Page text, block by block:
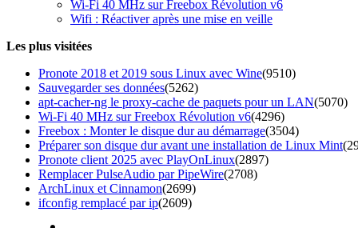
Wi-Fi 40 MHz sur Freebox Révolution v6
Wifi : Réactiver après une mise en veille
Les plus visitées
Pronote 2018 et 2019 sous Linux avec Wine(9510)
Sauvegarder ses données(5262)
apt-cacher-ng le proxy-cache de paquets pour un LAN(5070)
Wi-Fi 40 MHz sur Freebox Révolution v6(4296)
Freebox : Monter le disque dur au démarrage(3504)
Préparer son disque dur avant une installation de Linux Mint
Pronote client 2025 avec PlayOnLinux(2897)
Remplacer PulseAudio par PipeWire(2708)
ArchLinux et Cinnamon(2699)
ifconfig remplacé par ip(2609)